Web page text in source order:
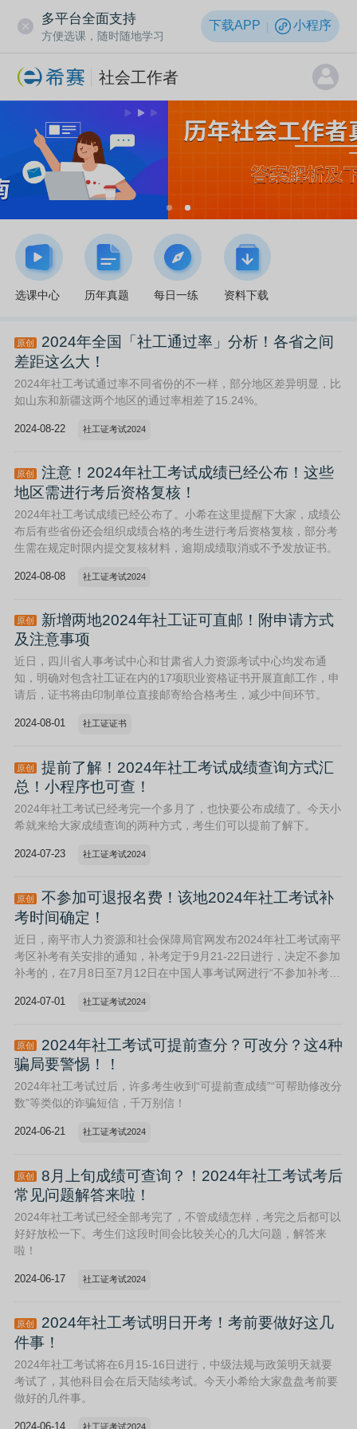
多平台全面支持
方便选课，随时随地学习
下载APP 小程序
社会工作者
选课中心 历年真题 每日一练 资料下载
原创
2024年全国「社工通过率」分析！各省之间
差距这么大！
2024年社工考试通过率不同省份的不一样，部分地区差异明显，比
如山东和新疆这两个地区的通过率相差了15.24%。
2024-08-22 社工证考试2024
原创
注意！2024年社工考试成绩已经公布！这些
地区需进行考后资格复核！
2024年社工考试成绩已经公布了。小希在这里提醒下大家，成绩公
布后有些省份还会组织成绩合格的考生进行考后资格复核，部分考
生需在规定时限内提交复核材料，逾期成绩取消或不予发放证书。
2024-08-08 社工证考试2024
原创
新增两地2024年社工证可直邮！附申请方式
及注意事项
近日，四川省人事考试中心和甘肃省人力资源考试中心均发布通
知，明确对包含社工证在内的17项职业资格证书开展直邮工作，申
请后，证书将由印制单位直接邮寄给合格考生，减少中间环节。
2024-08-01 社工证证书
原创
提前了解！2024年社工考试成绩查询方式汇
总！小程序也可查！
2024年社工考试已经考完一个多月了，也快要公布成绩了。今天小
希就来给大家成绩查询的两种方式，考生们可以提前了解下。
2024-07-23 社工证考试2024
原创
不参加可退报名费！该地2024年社工考试补
考时间确定！
近日，南平市人力资源和社会保障局官网发布2024年社工考试南平
考区补考有关安排的通知，补考定于9月21-22日进行，决定不参加
补考的，在7月8日至7月12日在中国人事考试网进行“不参加补考网
2024-07-01 社工证考试2024
原创
2024年社工考试可提前查分？可改分？这4种
骗局要警惕！！
2024年社工考试过后，许多考生收到“可提前查成绩”“可帮助修改分
数”等类似的诈骗短信，千万别信！
2024-06-21 社工证考试2024
原创
8月上旬成绩可查询？！2024年社工考试考后
常见问题解答来啦！
2024年社工考试已经全部考完了，不管成绩怎样，考完之后都可以
好好放松一下。考生们这段时间会比较关心的几大问题，解答来
啦！
2024-06-17 社工证考试2024
原创
2024年社工考试明日开考！考前要做好这几
件事！
2024年社工考试将在6月15-16日进行，中级法规与政策明天就要
考试了，其他科目会在后天陆续考试。今天小希给大家盘盘考前要
做好的几件事。
2024-06-14 社工证考试2024